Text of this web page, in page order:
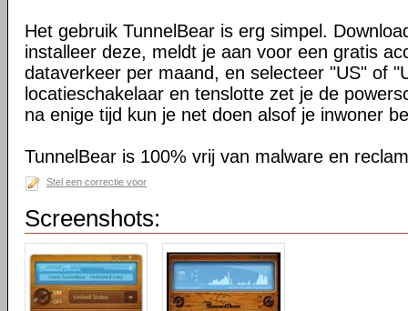
Het gebruik TunnelBear is erg simpel.
installeer deze, meldt je aan voor een gratis
dataverkeer per maand, en selecteer "US" of
locatieschakelaar en tenslotte zet je de
na enige tijd kun je net doen alsof je inwoner
TunnelBear is 100% vrij van malware en
Stel een correctie voor
Screenshots: